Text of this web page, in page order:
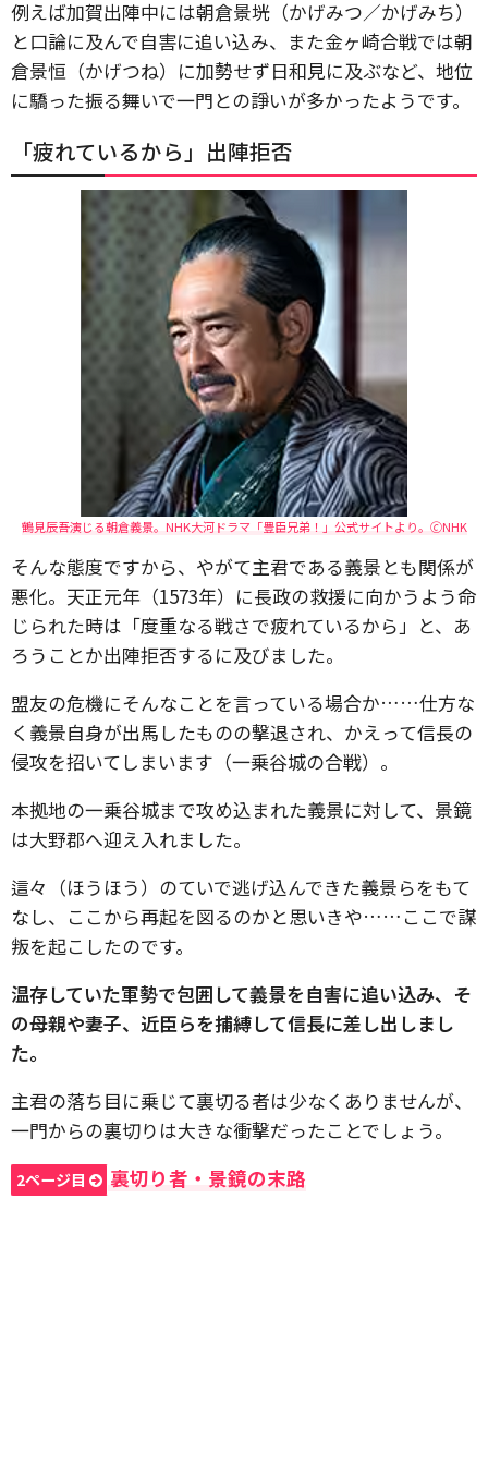
例えば加賀出陣中には朝倉景垙（かげみつ／かげみち）
と口論に及んで自害に追い込み、また金ヶ崎合戦では朝
倉景恒（かげつね）に加勢せず日和見に及ぶなど、地位
に驕った振る舞いで一門との諍いが多かったようです。
「疲れているから」出陣拒否
鶴見辰吾演じる朝倉義景。NHK大河ドラマ「豊臣兄弟！」公式サイトより。🄫NHK
そんな態度ですから、やがて主君である義景とも関係が
悪化。天正元年（1573年）に長政の救援に向かうよう命
じられた時は「度重なる戦さで疲れているから」と、あ
ろうことか出陣拒否するに及びました。
盟友の危機にそんなことを言っている場合か……仕方な
く義景自身が出馬したものの撃退され、かえって信長の
侵攻を招いてしまいます（一乗谷城の合戦）。
本拠地の一乗谷城まで攻め込まれた義景に対して、景鏡
は大野郡へ迎え入れました。
這々（ほうほう）のていで逃げ込んできた義景らをもて
なし、ここから再起を図るのかと思いきや……ここで謀
叛を起こしたのです。
温存していた軍勢で包囲して義景を自害に追い込み、そ
の母親や妻子、近臣らを捕縛して信長に差し出しまし
た。
主君の落ち目に乗じて裏切る者は少なくありませんが、
一門からの裏切りは大きな衝撃だったことでしょう。
2ページ目 裏切り者・景鏡の末路